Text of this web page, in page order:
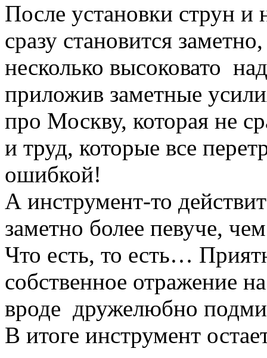
После установки струн и
сразу становится
несколько высоковато
приложив заметные
про Москву, которая не
и труд, которые все
ошибкой!
А инструмент-то
заметно более певуче,
Что есть, то есть…
собственное отражение
вроде дружелюбно
В итоге инструмент